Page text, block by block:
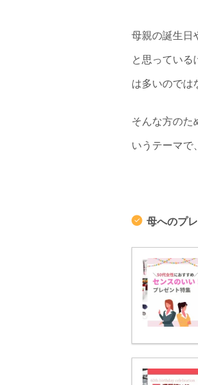
母親の誕生日
と思っている
は多いのでは
そんな方のた
いうテーマで
母へのプ